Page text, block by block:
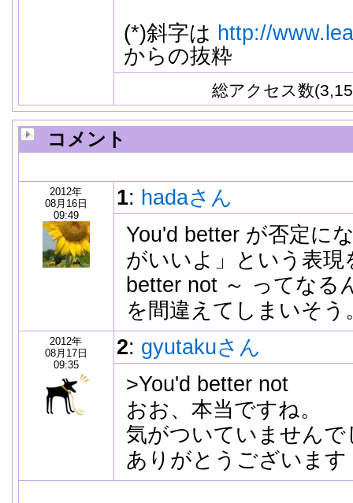
(*)斜字は http://
からの抜粋
総アクセス数
コメント
2012年
08月16日
09:49
1: hadaさん
You'd better が否定に
がいいよ」という表現
better not ～ ってなる
を間違えてしまいそう
2012年
08月17日
09:35
2: gyutakuさん
>You'd better not
おお、本当ですね。
気がついていませんで
ありがとうございます